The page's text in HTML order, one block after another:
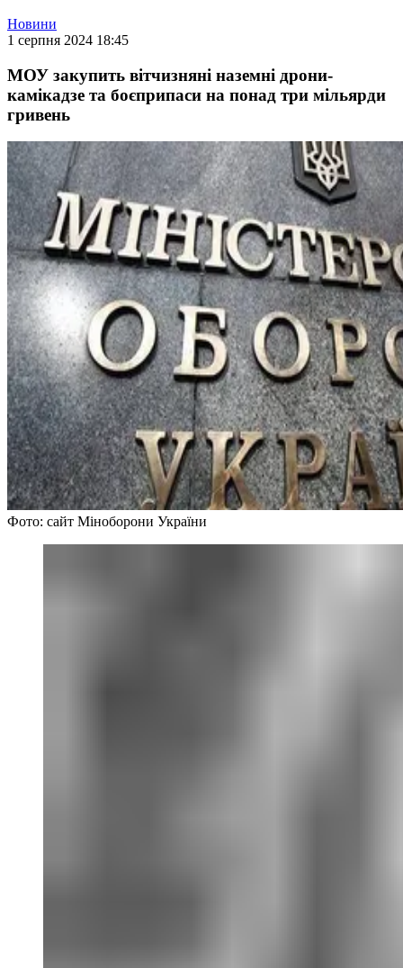
Новини
1 серпня 2024 18:45
МОУ закупить вітчизняні наземні дрони-
камікадзе та боєприпаси на понад три мільярди
гривень
Фото: сайт Міноборони України